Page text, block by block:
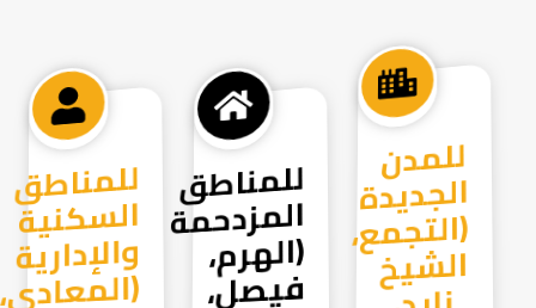
للمدن
الجديدة
(التجمع،
الشيخ
زايد، للمناطق
المزدحمة
(الهرم،
فيصل،
وسط للمناطق
السكنية
والإدارية
(المعادي،
مدينة